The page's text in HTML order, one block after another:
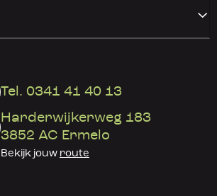
Tel. 0341 41 40 13
Harderwijkerweg 183
3852 AC Ermelo
Bekijk jouw route